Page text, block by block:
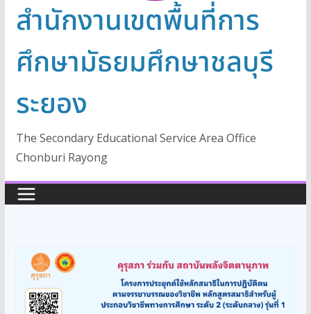
สำนักงานเขตพื้นที่การ
ศึกษามัธยมศึกษาชลบุรี
ระยอง
The Secondary Educational Service Area Office
Chonburi Rayong